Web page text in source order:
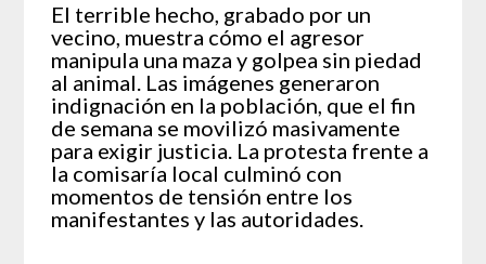
El terrible hecho, grabado por un
vecino, muestra cómo el agresor
manipula una maza y golpea sin piedad
al animal. Las imágenes generaron
indignación en la población, que el fin
de semana se movilizó masivamente
para exigir justicia. La protesta frente a
la comisaría local culminó con
momentos de tensión entre los
manifestantes y las autoridades.